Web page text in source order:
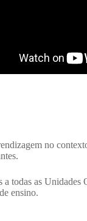
no
a todas as
ensino.